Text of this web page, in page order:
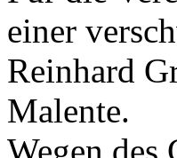
einer
Reinhard
Malente.
Wegen